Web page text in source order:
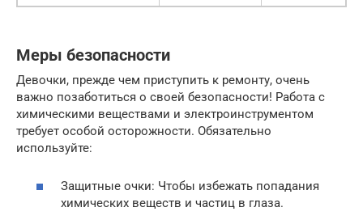
Меры безопасности
Девочки, прежде чем приступить к ремонту, очень
важно позаботиться о своей безопасности! Работа с
химическими веществами и электроинструментом
требует особой осторожности. Обязательно
используйте:
Защитные очки: Чтобы избежать попадания
химических веществ и частиц в глаза.